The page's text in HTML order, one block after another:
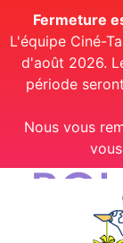
Fermeture
L'équipe Ciné-
d'août 2026.
période
Nous vous